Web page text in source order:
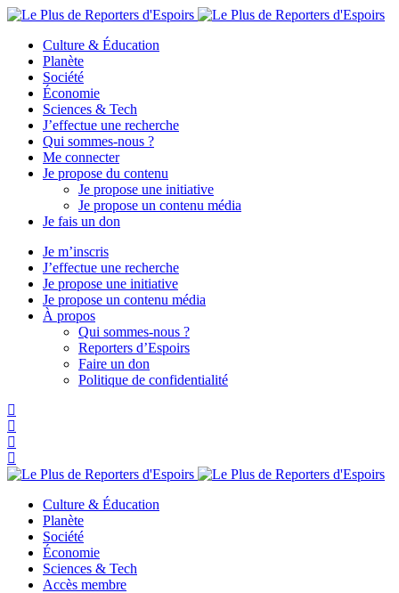
Culture & Éducation
Planète
Société
Économie
Sciences & Tech
J’effectue une recherche
Qui sommes-nous ?
Me connecter
Je propose du contenu
Je propose une initiative
Je propose un contenu média
Je fais un don
Je m’inscris
J’effectue une recherche
Je propose une initiative
Je propose un contenu média
À propos
Qui sommes-nous ?
Reporters d’Espoirs
Faire un don
Politique de confidentialité
Culture & Éducation
Planète
Société
Économie
Sciences & Tech
Accès membre